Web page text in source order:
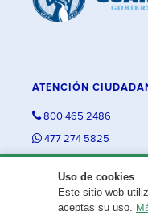
Uso de cookies
Este sitio web
aceptas su uso.
ATENCIÓN
800 465 2486
477 274 5825
¿Existe algún problema